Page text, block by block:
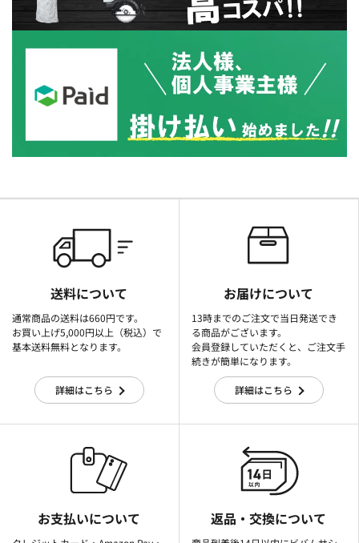
送料について
通常商品の送料は660円です。
お買い上げ5,000円以上（税込）で
基本送料無料となります。
詳細はこちら
お届けについて
13時までのご注文で当日発送でき
る商品がございます。
会員登録していただくと、ご注文手
続きが簡単になります。
詳細はこちら
お支払いについて 返品・交換について